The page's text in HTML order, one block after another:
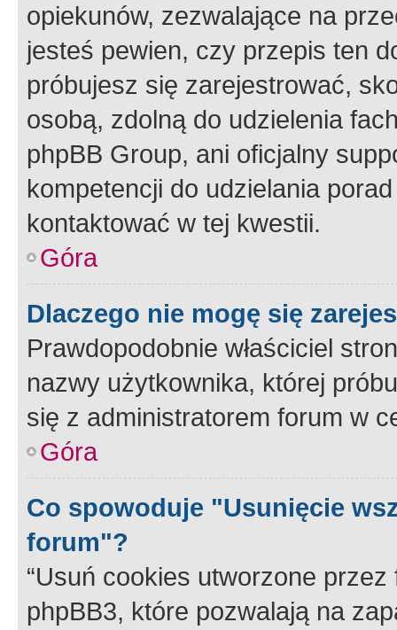
opiekunów, zezwalające na
jesteś pewien, czy przepis ten
próbujesz się zarejestrować,
osobą, zdolną do udzielenia
phpBB Group, ani oficjalny
kompetencji do udzielania
kontaktować w tej kwestii.
Góra
Dlaczego nie mogę się
Prawdopodobnie właściciel
nazwy użytkownika, której
się z administratorem forum w
Góra
Co spowoduje "Usunięcie
forum"?
“Usuń cookies utworzone
phpBB3, które pozwalają na